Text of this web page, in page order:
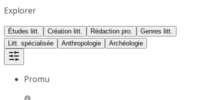
Explorer
Études litt. Création litt. Rédaction pro.
Genres litt.
Litt. spécialisée
Anthropologie Archéologie
Promu